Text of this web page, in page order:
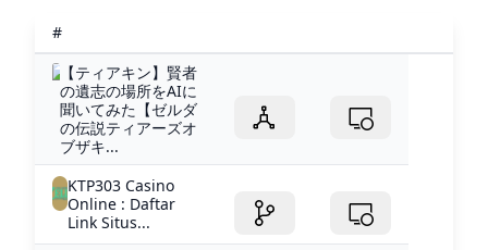
#
【ティアキン】賢者
の遺志の場所をAIに
聞いてみた【ゼルダ
の伝説ティアーズオ
ブザキ...
KTP303 Casino
Online : Daftar
Link Situs...